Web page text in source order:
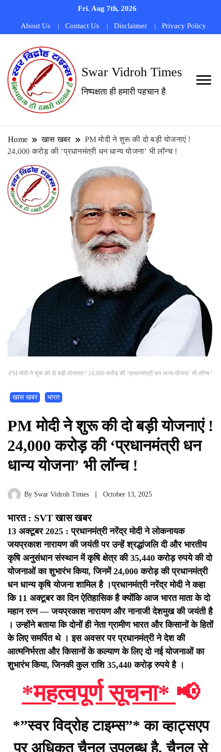
Fri. Aug 7th, 2026
About Us Contact Us Disclaimer Privacy Policy
Swar Vidroh Times
निष्पक्षता ही हमारी पहचान है
Home खास खबर
PM मोदी ने शुरू की दो बड़ी योजनाएं !
24,000 करोड़ की ‘प्रधानमंत्री धन धान्य योजना’ भी लॉन्च !
PM मोदी ने शुरू की दो बड़ी योजनाएं ! 24,000 करोड़ की ‘प्रधानमंत्री धन धान्य योजना’ भी लॉन्च !
खास खबर भारत
PM मोदी ने शुरू की दो बड़ी योजनाएं !
24,000 करोड़ की ‘प्रधानमंत्री धन
धान्य योजना’ भी लॉन्च !
By Swar Vidroh Times October 13, 2025
भारत : SVT खास खबर
13 अक्टूबर 2025 : प्रधानमंत्री नरेंद्र मोदी ने लोकनायक
जयप्रकाश नारायण की जयंती पर उन्हें श्रद्धांजलि दी और भारतीय
कृषि अनुसंधान संस्थान में कृषि क्षेत्र की 35,440 करोड़ रुपये की दो
योजनाओं का शुभारंभ किया, जिनमें 24,000 करोड़ की प्रधानमंत्री
धन धान्य कृषि योजना शामिल है ।प्रधानमंत्री नरेंद्र मोदी ने कहा
कि 11 अक्टूबर का दिन ऐतिहासिक है क्योंकि आज भारत माता के दो
महान रत्न — जयप्रकाश नारायण और नानाजी देशमुख की जयंती है
। उन्होंने बताया कि दोनों ही नेता ग्रामीण भारत और किसानों के हितों
के लिए समर्पित थे । इस अवसर पर प्रधानमंत्री ने देश की
आत्मनिर्भरता और किसानों के कल्याण के लिए दो नई योजनाओं का
शुभारंभ किया, जिनकी कुल राशि 35,440 करोड़ रुपये है ।
*महत्वपूर्ण सूचना* 📢
*”स्वर विद्रोह टाइम्स”* का व्हाट्सएप
पर अधिकृत चैनल उपलब्ध है, चैनल से